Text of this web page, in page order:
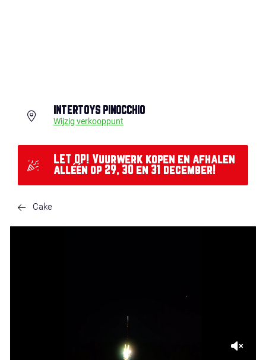
INTERTOYS PINOCCHIO
Wijzig verkooppunt
LET OP! Vuurwerk kopen en afhalen
alléén op 29, 30 en 31 december!
Cake